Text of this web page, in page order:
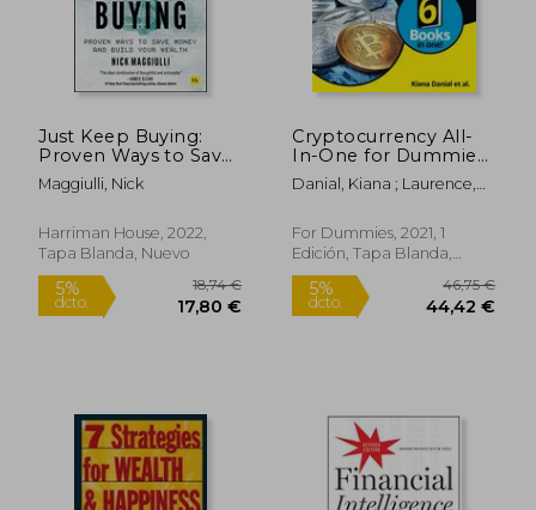
5%
dcto. 21,27 €
5%
dcto.
Just Keep Buying:
Proven Ways to Save
Money and Build Your
Wealth (en Inglés)
Maggiulli, Nick
Harriman House, 2022,
Tapa Blanda, Nuevo
Cryptocurrency All-
In-One for Dummies
(For Dummies
(Business & Personal
Danial, Kiana ; Laurence,
For Dummies, 2021, 1
Edición, Tapa Blanda,
Nuevo